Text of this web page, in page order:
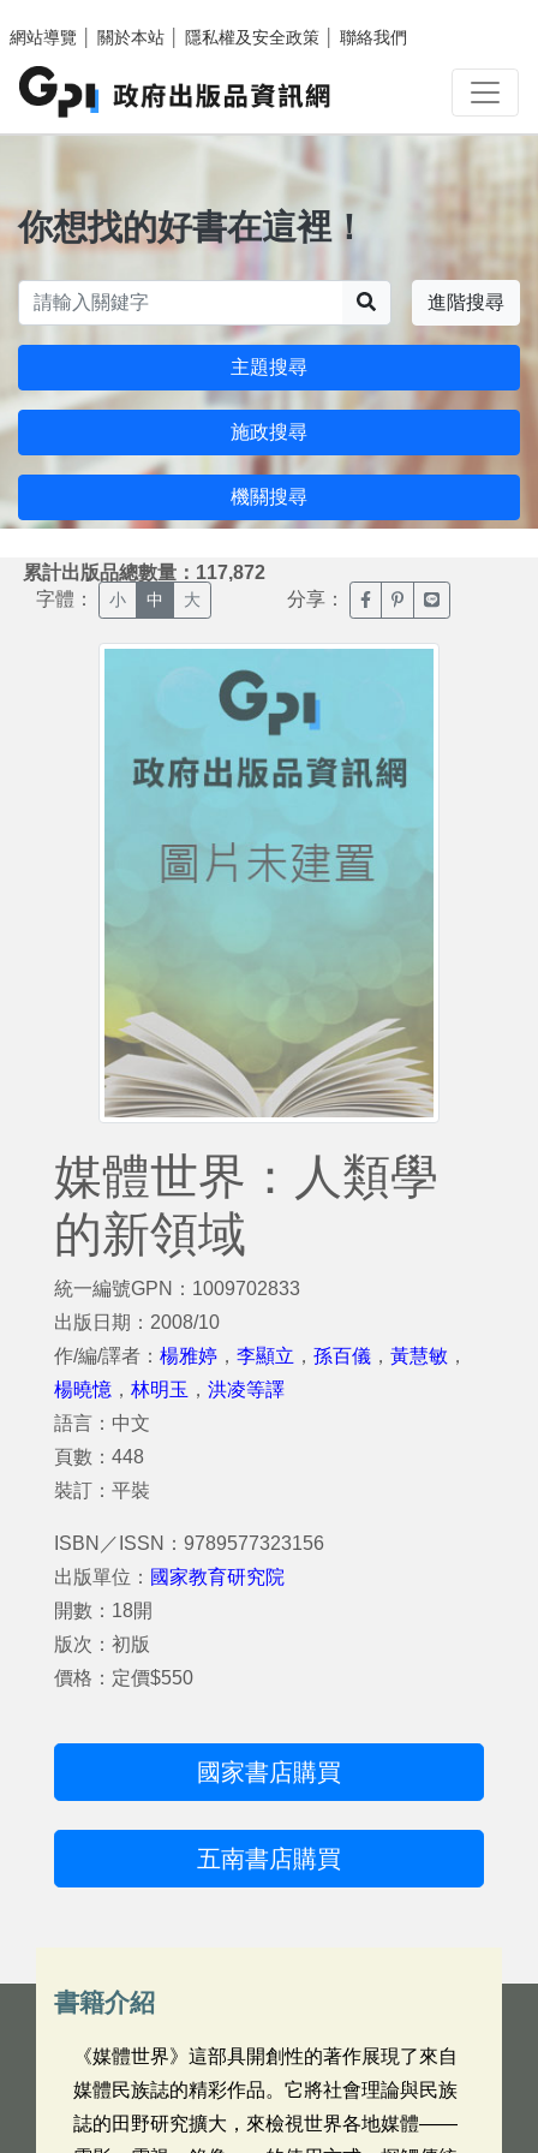
網站導覽
關於本站 隱私權及安全政策 聯絡我們
你想找的好書在這裡！
進階搜尋
主題搜尋
施政搜尋
機關搜尋
累計出版品總數量：117,872
字體： 小 中 大 分享： 臉書分享(另開新視窗)
噗浪分享(另開新
Line分享(另
媒體世界：人類學
的新領域
統一編號GPN：1009702833
出版日期：2008/10
作/編/譯者： 楊雅婷 ， 李顯立 ， 孫百儀 ， 黃慧敏 ，
楊曉憶 ， 林明玉 ， 洪凌等譯
語言：中文
頁數：448
裝訂：平裝
ISBN／ISSN：9789577323156
出版單位： 國家教育研究院
開數：18開
版次：初版
價格：定價$550
國家書店購買
五南書店購買
書籍介紹
《媒體世界》這部具開創性的著作展現了來自
媒體民族誌的精彩作品。它將社會理論與民族
誌的田野研究擴大，來檢視世界各地媒體——